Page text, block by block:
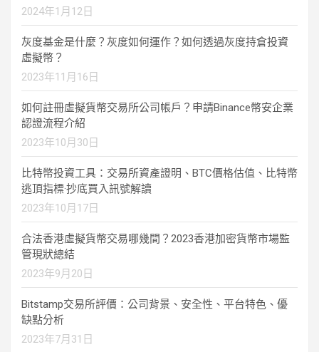
2024年1月12日
灰度基金是什麼？灰度如何運作？如何透過灰度持倉投資
虛擬幣？
2023年11月16日
如何註冊虛擬貨幣交易所公司帳戶？申請Binance幣安企業
認證流程介紹
2023年10月30日
比特幣投資工具：交易所資產證明、BTC價格估值、比特幣
逃頂指標·抄底買入訊號解讀
2023年10月17日
合法香港虛擬貨幣交易哪幾間？2023香港加密貨幣市場監
管現狀總結
2023年9月20日
Bitstamp交易所評價：公司背景、安全性、平台特色、優
缺點分析
2023年7月31日